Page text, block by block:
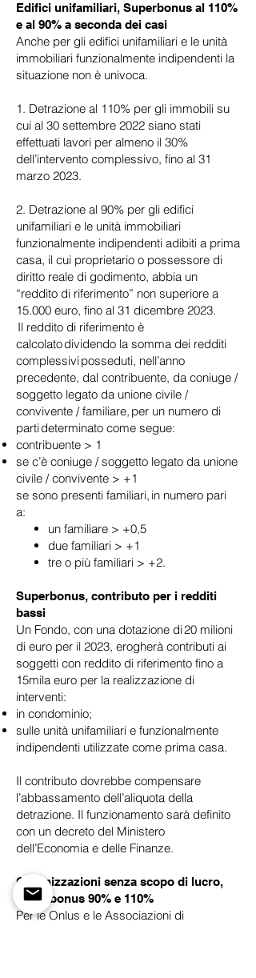
Edifici unifamiliari, Superbonus al 110%
e al 90% a seconda dei casi
Anche per gli edifici unifamiliari e le unità
immobiliari funzionalmente indipendenti la
situazione non è univoca.
1. Detrazione al 110% per gli immobili su
cui al 30 settembre 2022 siano stati
effettuati lavori per almeno il 30%
dell’intervento complessivo, fino al 31
marzo 2023.
2. Detrazione al 90% per gli edifici
unifamiliari e le unità immobiliari
funzionalmente indipendenti adibiti a prima
casa, il cui proprietario o possessore di
diritto reale di godimento, abbia un
“reddito di riferimento” non superiore a
15.000 euro, fino al 31 dicembre 2023.
Il reddito di riferimento è
calcolato dividendo la somma dei redditi
complessivi posseduti, nell’anno
precedente, dal contribuente, da coniuge /
soggetto legato da unione civile /
convivente / familiare, per un numero di
parti determinato come segue:
contribuente > 1
se c’è coniuge / soggetto legato da unione
civile / convivente > +1
se sono presenti familiari, in numero pari
a:
un familiare > +0,5
due familiari > +1
tre o più familiari > +2.
Superbonus, contributo per i redditi
bassi
Un Fondo, con una dotazione di 20 milioni
di euro per il 2023, erogherà contributi ai
soggetti con reddito di riferimento fino a
15mila euro per la realizzazione di
interventi:
in condominio;
sulle unità unifamiliari e funzionalmente
indipendenti utilizzate come prima casa.
Il contributo dovrebbe compensare
l’abbassamento dell’aliquota della
detrazione. Il funzionamento sarà definito
con un decreto del Ministero
dell’Economia e delle Finanze.
Organizzazioni senza scopo di lucro,
Superbonus 90% e 110%
Per le Onlus e le Associazioni di